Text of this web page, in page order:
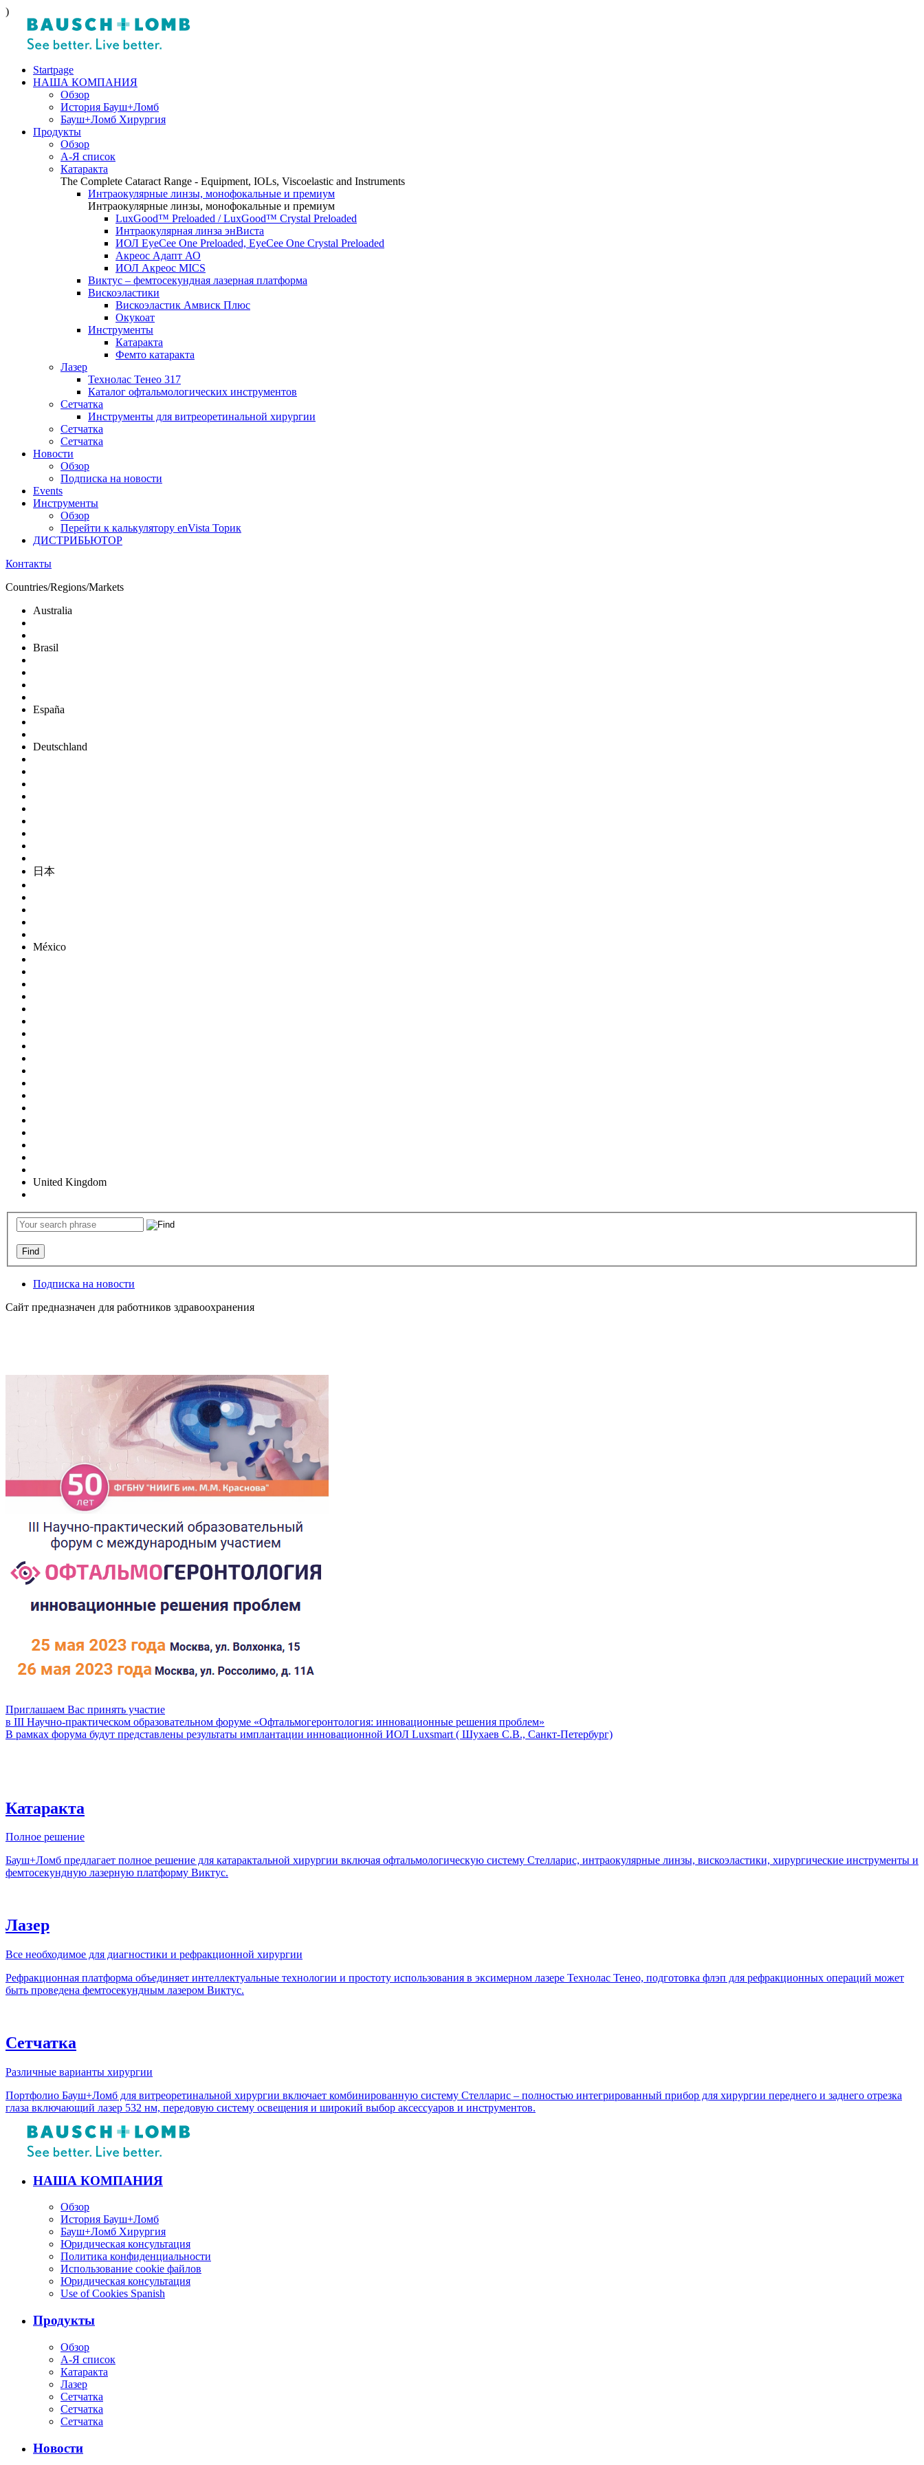
)
Startpage
НАША КОМПАНИЯ
Обзор
История Бауш+Ломб
Бауш+Ломб Хирургия
Продукты
Обзор
А-Я список
Катаракта
The Complete Cataract Range - Equipment, IOLs, Viscoelastic and Instruments
Интраокулярные линзы, монофокальные и премиум
Интраокулярные линзы, монофокальные и премиум
LuxGood™ Preloaded / LuxGood™ Crystal Preloaded
Интраокулярная линза энВиста
ИОЛ EyeCee One Preloaded, EyeCee One Crystal Preloaded
Акреос Адапт АО
ИОЛ Акреос MICS
Виктус – фемтосекундная лазерная платформа
Вискоэластики
Вискоэластик Амвиск Плюс
Окукоат
Инструменты
Катаракта
Фемто катаракта
Лазер
Технолас Тенео 317
Каталог офтальмологических инструментов
Сетчатка
Инструменты для витреоретинальной хирургии
Сетчатка
Сетчатка
Новости
Обзор
Подписка на новости
Events
Инструменты
Обзор
Перейти к калькулятору enVista Торик
ДИСТРИБЬЮТОР
Контакты
Countries/Regions/Markets
Australia
Brasil
España
Deutschland
日本
México
United Kingdom
Подписка на новости
Сайт предназначен для работников здравоохранения
Приглашаем Вас принять участие
в III Научно-практическом образовательном форуме «Офтальмогеронтология: инновационные решения проблем»
В рамках форума будут представлены результаты имплантации инновационной ИОЛ Luxsmart ( Шухаев С.В., Санкт-Петербург)
Катаракта
Полное решение
Бауш+Ломб предлагает полное решение для катарактальной хирургии включая офтальмологическую систему Стелларис, интраокулярные линзы, вискоэластики, хирургические инструменты и
фемтосекундную лазерную платформу Виктус.
Лазер
Все необходимое для диагностики и рефракционной хирургии
Рефракционная платформа объединяет интеллектуальные технологии и простоту использования в эксимерном лазере Технолас Тенео, подготовка флэп для рефракционных операций может
быть проведена фемтосекундным лазером Виктус.
Сетчатка
Различные варианты хирургии
Портфолио Бауш+Ломб для витреоретинальной хирургии включает комбинированную систему Стелларис – полностью интегрированный прибор для хирургии переднего и заднего отрезка
глаза включающий лазер 532 нм, передовую систему освещения и широкий выбор аксессуаров и инструментов.
НАША КОМПАНИЯ
Обзор
История Бауш+Ломб
Бауш+Ломб Хирургия
Юридическая консультация
Политика конфиденциальности
Использование cookie файлов
Юридическая консультация
Use of Cookies Spanish
Продукты
Обзор
А-Я список
Катаракта
Лазер
Сетчатка
Сетчатка
Сетчатка
Новости